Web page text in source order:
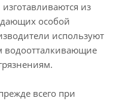
из
особой
используют
водоотталкивающие
всего при